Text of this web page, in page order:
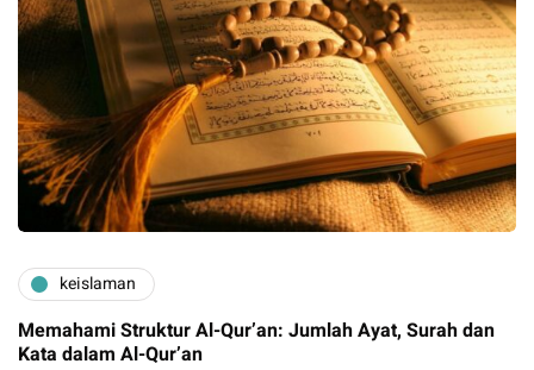
keislaman
Memahami Struktur Al-Qur’an: Jumlah Ayat, Surah dan
Kata dalam Al-Qur’an